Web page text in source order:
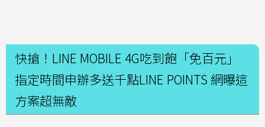
快搶！LINE MOBILE 4G吃到飽「免百元」
指定時間申辦多送千點LINE POINTS 網曝這
方案超無敵